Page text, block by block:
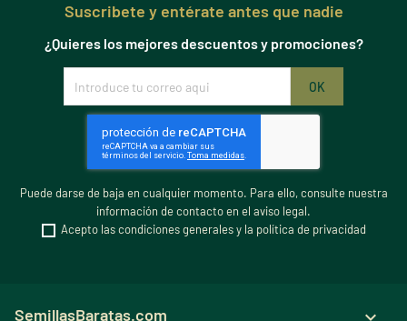
Suscribete y entérate antes que nadie
¿Quieres los mejores descuentos y promociones?
Puede darse de baja en cualquier momento. Para ello, consulte nuestra
información de contacto en el aviso legal.
Acepto las condiciones generales y la política de privacidad
SemillasBaratas.com